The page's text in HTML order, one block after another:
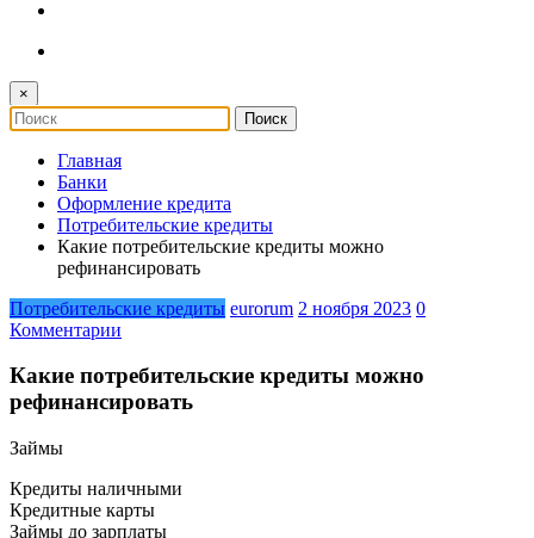
×
Главная
Банки
Оформление кредита
Потребительские кредиты
Какие потребительские кредиты можно
рефинансировать
Потребительские кредиты eurorum 2 ноября 2023 0
Комментарии
Какие потребительские кредиты можно
рефинансировать
Займы
Кредиты наличными
Кредитные карты
Займы до зарплаты